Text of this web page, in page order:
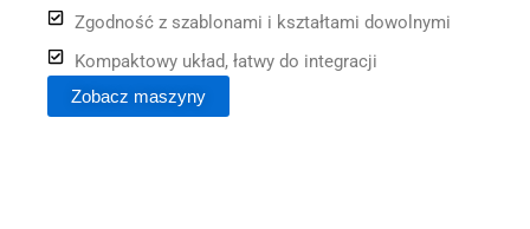
Zgodność z szablonami i kształtami dowolnymi
Kompaktowy układ, łatwy do integracji
Zobacz maszyny